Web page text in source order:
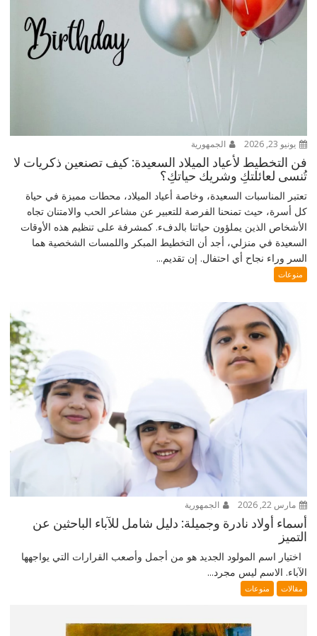
يونيو 23, 2026 الجمهورية
فن التخطيط لأعياد الميلاد السعيدة: كيف تصنعين ذكريات لا
تُنسى لعائلتكِ وشريك حياتكِ؟
تعتبر المناسبات السعيدة، وخاصة أعياد الميلاد، محطات مميزة في حياة
كل أسرة، حيث تمنحنا الفرصة للتعبير عن مشاعر الحب والامتنان تجاه
الأشخاص الذين يملؤون حياتنا بالدفء. كمشرفة على تنظيم هذه الأوقات
السعيدة في منزلي، أجد أن التخطيط المبكر واللمسات الشخصية هما
السر وراء نجاح أي احتفال. إن تقديم...
منوعات
مارس 22, 2026 الجمهورية
أسماء أولاد نادرة وجميلة: دليل شامل للآباء الباحثين عن
التميز
اختيار اسم المولود الجديد هو من أجمل وأصعب القرارات التي يواجهها
الآباء. الاسم ليس مجرد...
مقالات منوعات